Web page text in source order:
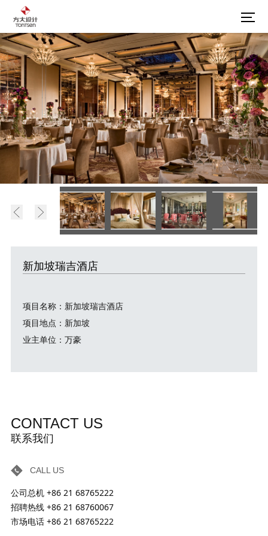
新加坡瑞吉酒店
项目名称：新加坡瑞吉酒店
项目地点：新加坡
业主单位：万豪
CONTACT US
联系我们
CALL US
公司总机 +86 21 68765222
招聘热线 +86 21 68760067
市场电话 +86 21 68765222